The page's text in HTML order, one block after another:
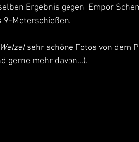
Ergebnis gegen  ­Empor
9-Meterschießen.
sehr schöne Fotos von dem
gerne mehr davon...).